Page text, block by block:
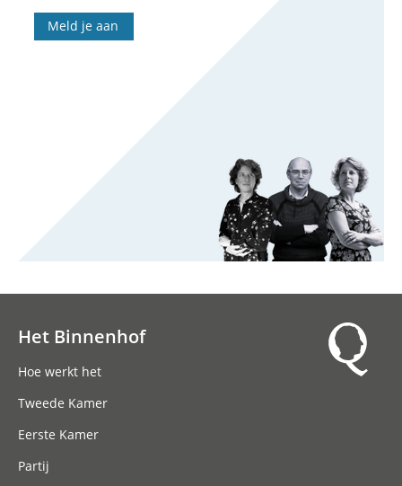
Meld je aan
Het Binnenhof
Hoe werkt het
Tweede Kamer
Eerste Kamer
Partij